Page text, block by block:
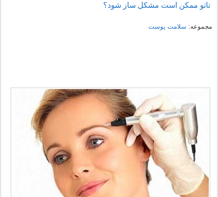
تاتو ممکن است مشکل ساز شود؟
مجموعه: سلامت پوست